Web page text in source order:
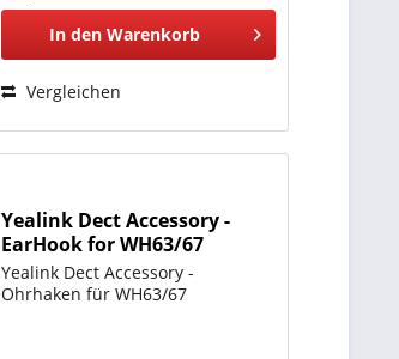
In den Warenkorb
Vergleichen
Yealink Dect Accessory -
EarHook for WH63/67
Yealink Dect Accessory -
Ohrhaken für WH63/67